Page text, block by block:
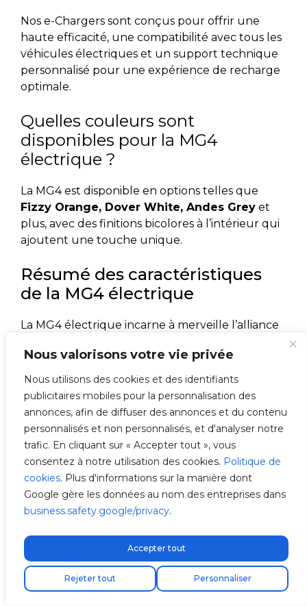
Nous valorisons votre vie privée
Nous utilisons des cookies et des identifiants
publicitaires mobiles pour la personnalisation des
annonces, afin de diffuser des annonces et du contenu
personnalisés et non personnalisés, et d'analyser notre
trafic. En cliquant sur « Accepter tout », vous
consentez à notre utilisation des cookies. Politique de
cookies. Plus d'informations sur la manière dont
Google gère les données au nom des entreprises dans
business.safety.google/privacy.
Personnaliser
Rejeter tout
Accepter tout
Nos e-Chargers sont conçus pour offrir une
haute efficacité, une compatibilité avec tous les
véhicules électriques et un support technique
personnalisé pour une expérience de recharge
optimale.
Quelles couleurs sont
disponibles pour la MG4
électrique ?
La MG4 est disponible en options telles que
Fizzy Orange, Dover White, Andes Grey et
plus, avec des finitions bicolores à l’intérieur qui
ajoutent une touche unique.
Résumé des caractéristiques
de la MG4 électrique
La MG4 électrique incarne à merveille l’alliance
mobilité durable et performante. Avec une
autonomie compétitive, des fonctionnalités
intelligentes et un design pratique pour le
quotidien, elle redéfinit l’expérience de
conduite électrique. Pour tirer pleinement parti
de ses capacités, il est recommandé d’installer
un chargeur à domicile. Si vous envisagez de
faire le saut vers la mobilité électrique,
contactez notre réseau d’ installateurs de
borne de recharge pour voiture électrique
V2C triomphe à Power2Drive 2025, la grande
vitrine mondiale de la mobilité durable
Livraison express gratuite !